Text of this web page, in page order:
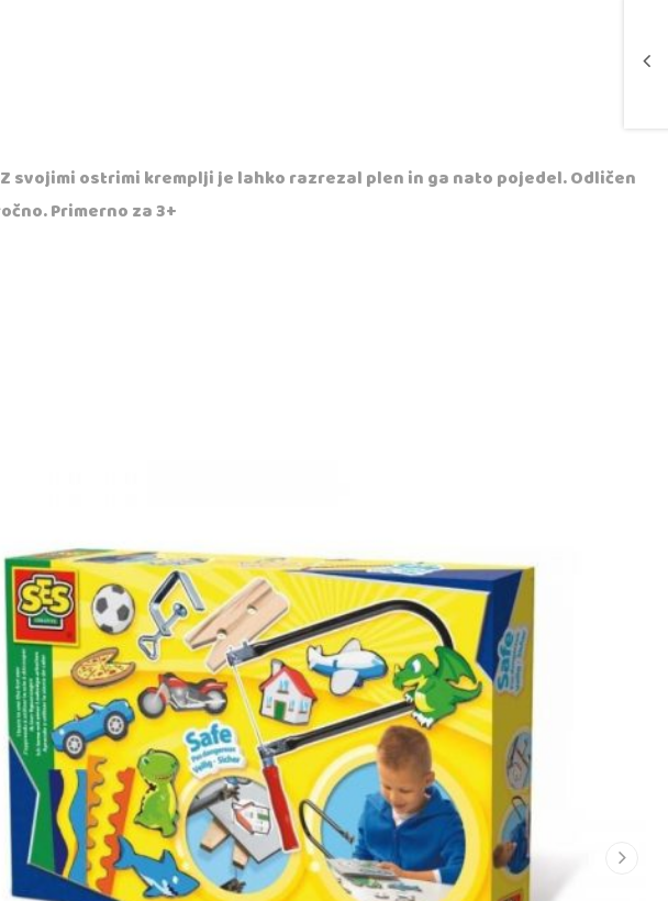
ostrimi kremplji je lahko razrezal plen in ga nato pojedel. Odličen
Primerno za 3+